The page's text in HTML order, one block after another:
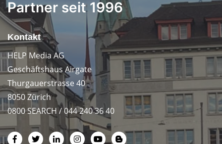
Partner seit 1996
Kontakt
HELP Media AG
Geschäftshaus Airgate
Thurgauerstrasse 40
8050 Zürich
0800 SEARCH / 044 240 36 40